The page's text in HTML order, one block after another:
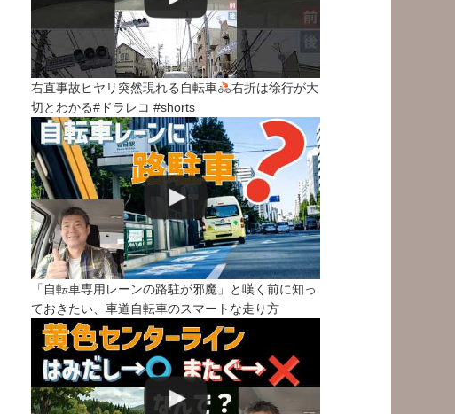
右直事故ヒヤリ突然現れる自転車
右折は徐行が大
切とわかる#ドラレコ #shorts
「自転車専用レーンの路駐が邪魔」と嘆く前に知っ
ておきたい、車道自転車のスマートな走り方